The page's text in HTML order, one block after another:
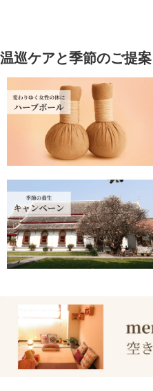
温巡ケアと季節のご提案